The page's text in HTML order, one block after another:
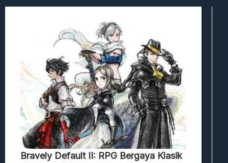
Viscerafest: Panduan Combat Boomer
Beasts Of Bermuda: Panduan Bermain
Stranded Alien Dawn: Cara
Desolate: Tips Bertahan Dan Strategi
Bravely Default II: RPG Bergaya Klasik